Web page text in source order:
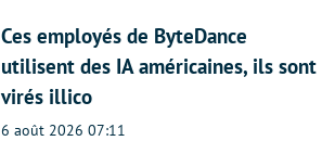
Ces employés de ByteDance
utilisent des IA américaines, ils sont
virés illico
6 août 2026 07:11